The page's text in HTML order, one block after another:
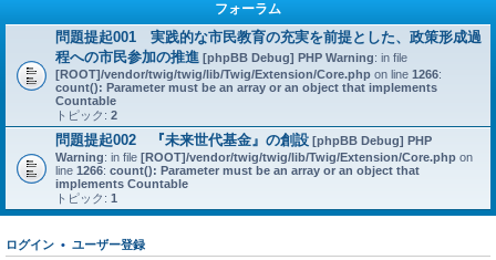
フォーラム
問題提起001 実践的な市民教育の充実を前提とした、政策形成過
程への市民参加の推進 [phpBB Debug] PHP Warning: in file
[ROOT]/vendor/twig/twig/lib/Twig/Extension/Core.php on line 1266:
count(): Parameter must be an array or an object that implements
Countable
トピック: 2
問題提起002 『未来世代基金』の創設 [phpBB Debug] PHP
Warning: in file [ROOT]/vendor/twig/twig/lib/Twig/Extension/Core.php on
line 1266: count(): Parameter must be an array or an object that
implements Countable
トピック: 1
ログイン • ユーザー登録